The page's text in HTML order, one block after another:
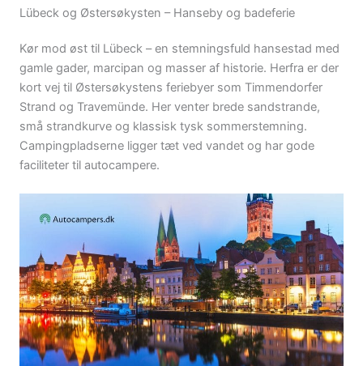
Lübeck og Østersøkysten – Hanseby og badeferie
Kør mod øst til Lübeck – en stemningsfuld hansestad med
gamle gader, marcipan og masser af historie. Herfra er der
kort vej til Østersøkystens feriebyer som Timmendorfer
Strand og Travemünde. Her venter brede sandstrande,
små strandkurve og klassisk tysk sommerstemning.
Campingpladserne ligger tæt ved vandet og har gode
faciliteter til autocampere.